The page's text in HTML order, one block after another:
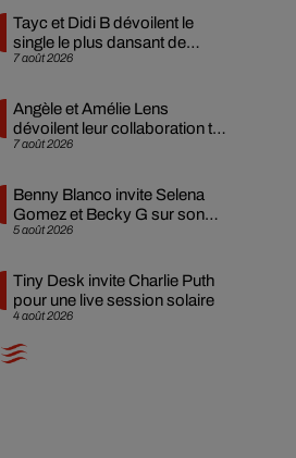
7 août 2026
Tayc et Didi B dévoilent le
single le plus dansant de
l’année
7 août 2026
Angèle et Amélie Lens
dévoilent leur collaboration tant
attendue
5 août 2026
Benny Blanco invite Selena
Gomez et Becky G sur son
nouveau single
4 août 2026
Tiny Desk invite Charlie Puth
pour une live session solaire